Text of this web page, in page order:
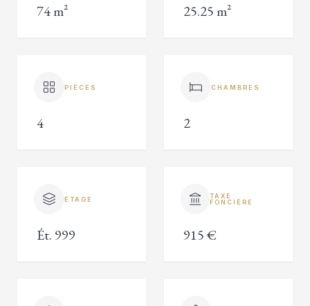
74 m² 25.25 m²
PIÈCES
4
CHAMBRES
2
ÉTAGE
Ét. 999
TAXE
FONCIÈRE
915 €